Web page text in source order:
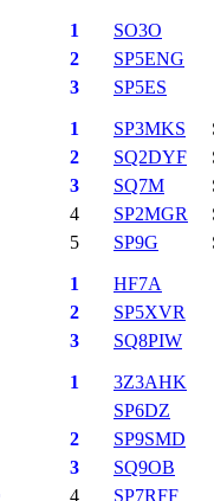
1
SO3O
2
SP5ENG
3
SP5ES
1 SP3MKS
2
SQ2DYF
3
SQ7M
4
SP2MGR
5
SP9G
1 HF7A
2
SP5XVR
3
SQ8PIW
1
3Z3AHK
SP6DZ
2
SP9SMD
3
SQ9OB
4
SP7RFF